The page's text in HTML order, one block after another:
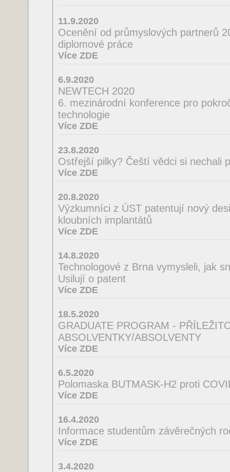
11.9.2020
Ocenění od průmyslových partnerů
diplomové práce
Více ZDE
6.9.2020
NEWTECH 2020
6. mezinárodní konference pro
technologie
Více ZDE
23.8.2020
Ostřejší pilky? Čeští vědci si nechali
Více ZDE
20.8.2020
Výzkumníci z ÚST patentují nový
kloubních implantátů
Více ZDE
14.8.2020
Technologové z Brna vymysleli, jak
Usilují o patent
Více ZDE
18.5.2020
GRADUATE PROGRAM -
ABSOLVENTKY/ABSOLVENTY
Více ZDE
6.5.2020
Polomaska BUTMASK-H2 proti
Více ZDE
16.4.2020
Informace studentům závěrečných
Více ZDE
3.4.2020